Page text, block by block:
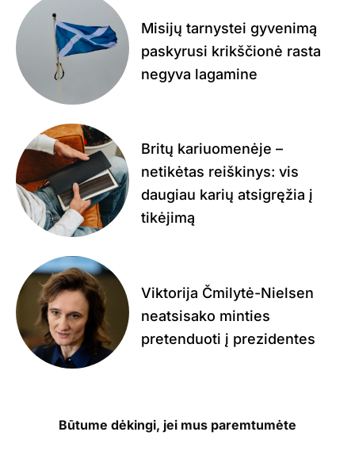
Misijų tarnystei gyvenimą
paskyrusi krikščionė rasta
negyva lagamine
Britų kariuomenėje –
netikėtas reiškinys: vis
daugiau karių atsigręžia į
tikėjimą
Viktorija Čmilytė-Nielsen
neatsisako minties
pretenduoti į prezidentes
Būtume dėkingi, jei mus paremtumėte